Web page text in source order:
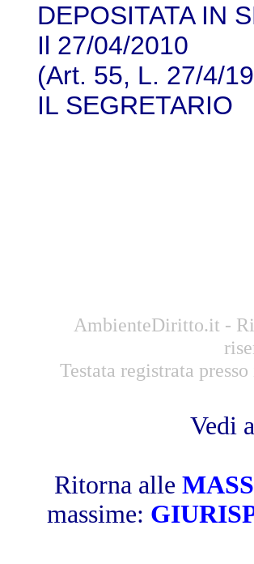
DEPOSITATA IN
Il 27/04/2010
(Art. 55, L. 27/4/
IL SEGRETARIO
AmbienteDiritto.it -
Testata registrata
Vedi
Ritorna alle
massime: